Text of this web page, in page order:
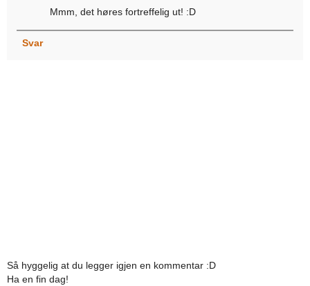
Mmm, det høres fortreffelig ut! :D
Svar
Så hyggelig at du legger igjen en kommentar :D
Ha en fin dag!